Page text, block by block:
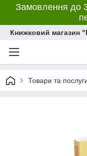
Замовлення до
Книжковий магазин
Товари та